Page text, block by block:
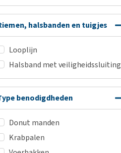
halsbanden en tuigjes
Looplijn
Halsband met veiligheidssluiting
benodigdheden
Donut manden
Krabpalen